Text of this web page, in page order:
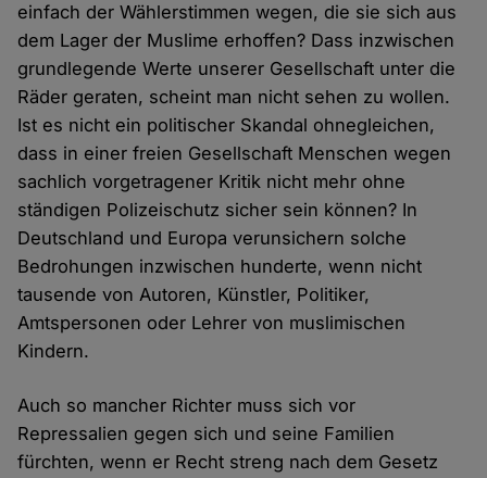
einfach der Wählerstimmen wegen, die sie sich aus
dem Lager der Muslime erhoffen? Dass inzwischen
grundlegende Werte unserer Gesellschaft unter die
Räder geraten, scheint man nicht sehen zu wollen.
Ist es nicht ein politischer Skandal ohnegleichen,
dass in einer freien Gesellschaft Menschen wegen
sachlich vorgetragener Kritik nicht mehr ohne
ständigen Polizeischutz sicher sein können? In
Deutschland und Europa verunsichern solche
Bedrohungen inzwischen hunderte, wenn nicht
tausende von Autoren, Künstler, Politiker,
Amtspersonen oder Lehrer von muslimischen
Kindern.
Auch so mancher Richter muss sich vor
Repressalien gegen sich und seine Familien
fürchten, wenn er Recht streng nach dem Gesetz